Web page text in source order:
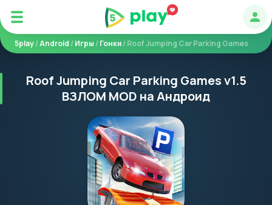
5play/Android /Игры /Гонки/ Roof Jumping Car Parking Games
Roof Jumping Car Parking Games v1.5
ВЗЛОМ MOD на Андроид